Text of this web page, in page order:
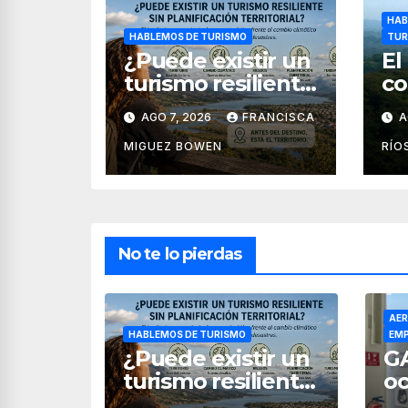
HABLEMOS DE TURISMO
¿Puede existir un
turismo resiliente
sin planificación
territorial?
AGO 7, 2026 FRANCISCA
MIGUEZ BOWEN
El
No te lo pierdas
HABLEMOS DE TURISMO
¿Puede existir un
turismo resiliente